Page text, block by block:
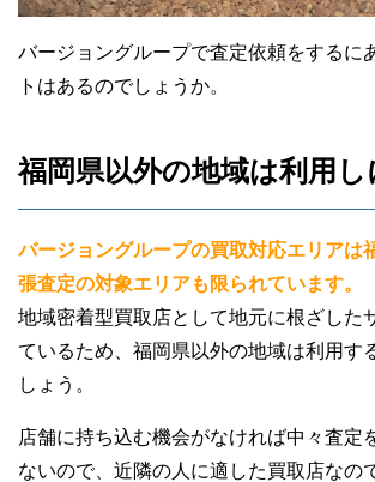
バージョングループで査定依頼をするに
トはあるのでしょうか。
福岡県以外の地域は利用
バージョングループの買取対応エリアは
張査定の対象エリアも限られています。
地域密着型買取店として地元に根ざした
ているため、福岡県以外の地域は利用す
しょう。
店舗に持ち込む機会がなければ中々査定
ないので、近隣の人に適した買取店なの